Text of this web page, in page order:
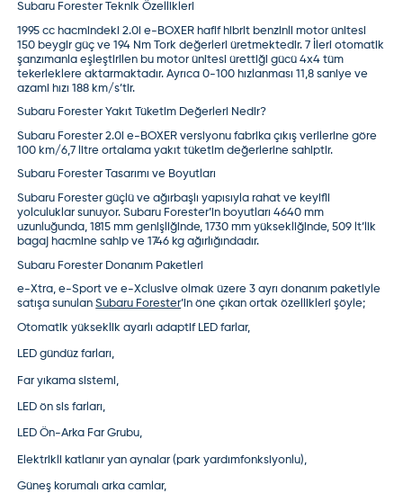
Subaru Forester Teknik Özellikleri
1995 cc hacmindeki 2.0i e-BOXER hafif hibrit benzinli motor ünitesi
150 beygir güç ve 194 Nm Tork değerleri üretmektedir. 7 İleri otomatik
şanzımanla eşleştirilen bu motor ünitesi ürettiği gücü 4x4 tüm
tekerleklere aktarmaktadır. Ayrıca 0-100 hızlanması 11,8 saniye ve
azami hızı 188 km/s’tir.
Subaru Forester Yakıt Tüketim Değerleri Nedir?
Subaru Forester 2.0i e-BOXER versiyonu fabrika çıkış verilerine göre
100 km/6,7 litre ortalama yakıt tüketim değerlerine sahiptir.
Subaru Forester Tasarımı ve Boyutları
Subaru Forester güçlü ve ağırbaşlı yapısıyla rahat ve keyifli
yolculuklar sunuyor. Subaru Forester’in boyutları 4640 mm
uzunluğunda, 1815 mm genişliğinde, 1730 mm yüksekliğinde, 509 lt’lik
bagaj hacmine sahip ve 1746 kg ağırlığındadır.
Subaru Forester Donanım Paketleri
e-Xtra, e-Sport ve e-Xclusive olmak üzere 3 ayrı donanım paketiyle
satışa sunulanSubaru Forester’in öne çıkan ortak özellikleri şöyle;
Otomatik yükseklik ayarlı adaptif LED farlar,
LED gündüz farları,
Far yıkama sistemi,
LED ön sis farları,
LED Ön-Arka Far Grubu,
Elektrikli katlanır yan aynalar (park yardımfonksiyonlu),
Güneş korumalı arka camlar,